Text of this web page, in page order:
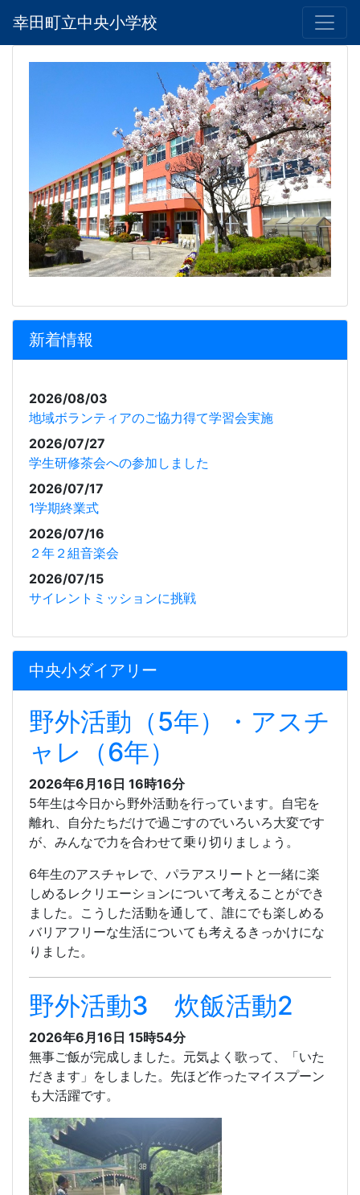
幸田町立中央小学校
新着情報
2026/08/03
地域ボランティアのご協力得て学習会実施
2026/07/27
学生研修茶会への参加しました
2026/07/17
1学期終業式
2026/07/16
２年２組音楽会
2026/07/15
サイレントミッションに挑戦
中央小ダイアリー
野外活動（5年）・アスチ
ャレ（6年）
2026年6月16日 16時16分
5年生は今日から野外活動を行っています。自宅を
離れ、自分たちだけで過ごすのでいろいろ大変です
が、みんなで力を合わせて乗り切りましょう。
6年生のアスチャレで、パラアスリートと一緒に楽
しめるレクリエーションについて考えることができ
ました。こうした活動を通して、誰にでも楽しめる
バリアフリーな生活についても考えるきっかけにな
りました。
野外活動3 炊飯活動2
2026年6月16日 15時54分
無事ご飯が完成しました。元気よく歌って、「いた
だきます」をしました。先ほど作ったマイスプーン
も大活躍です。